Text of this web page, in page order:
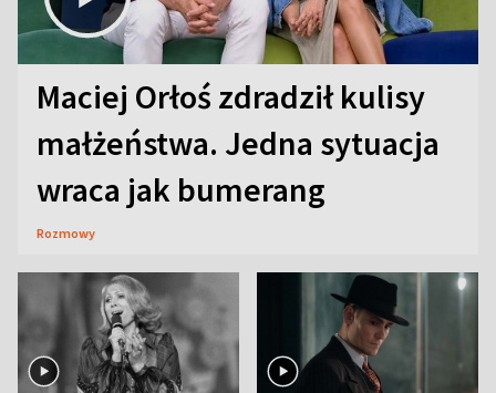
Maciej Orłoś zdradził kulisy
małżeństwa. Jedna sytuacja
wraca jak bumerang
Rozmowy